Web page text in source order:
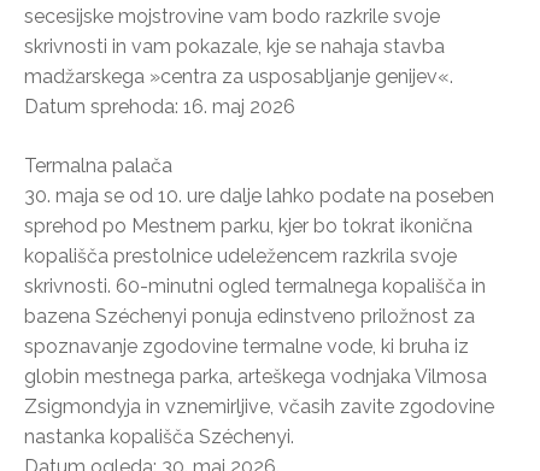
secesijske mojstrovine vam bodo razkrile svoje
skrivnosti in vam pokazale, kje se nahaja stavba
madžarskega »centra za usposabljanje genijev«.
Datum sprehoda: 16. maj 2026
Termalna palača
30. maja se od 10. ure dalje lahko podate na poseben
sprehod po Mestnem parku, kjer bo tokrat ikonična
kopališča prestolnice udeležencem razkrila svoje
skrivnosti. 60-minutni ogled termalnega kopališča in
bazena Széchenyi ponuja edinstveno priložnost za
spoznavanje zgodovine termalne vode, ki bruha iz
globin mestnega parka, arteškega vodnjaka Vilmosa
Zsigmondyja in vznemirljive, včasih zavite zgodovine
nastanka kopališča Széchenyi.